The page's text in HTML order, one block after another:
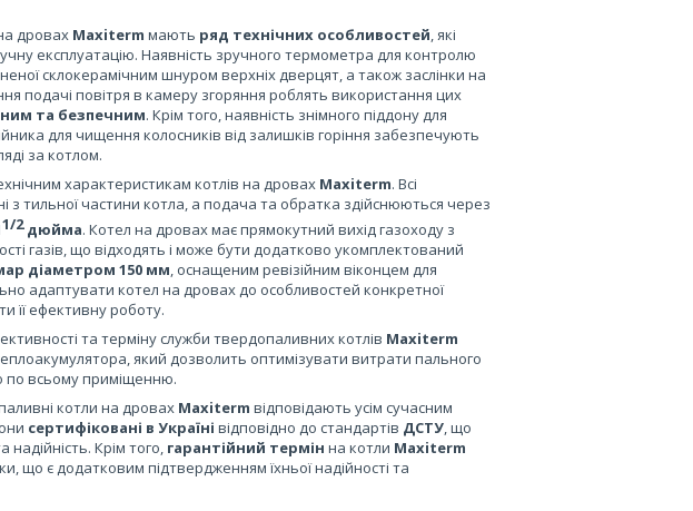
дровах Maxiterm мають ряд технічних особливостей, які
експлуатацію. Наявність зручного термометра для контролю
склокерамічним шнуром верхніх дверцят, а також заслінки на
подачі повітря в камеру згоряння роблять використання цих
та безпечним. Крім того, наявність знімного піддону для
для чищення колосників від залишків горіння забезпечують
за котлом.
характеристикам котлів на дровах Maxiterm. Всі
з тильної частини котла, а подача та обратка здійснюються через
1/2дюйма. Котел на дровах має прямокутний вихід газоходу з
газів, що відходять і може бути додатково укомплектований
діаметром 150 мм, оснащеним ревізійним віконцем для
адаптувати котел на дровах до особливостей конкретної
її ефективну роботу.
та терміну служби твердопаливних котлів Maxiterm
який дозволить оптимізувати витрати пального
по всьому приміщенню.
котли на дровах Maxiterm відповідають усім сучасним
сертифіковані в Україні відповідно до стандартів ДСТУ, що
надійність. Крім того, гарантійний термін на котли Maxiterm
що є додатковим підтвердженням їхньої надійності та